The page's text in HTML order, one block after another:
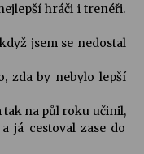
hráči i trenéři.
jsem se nedostal
zda by nebylo lepší
tak na půl roku učinil,
já cestoval zase do